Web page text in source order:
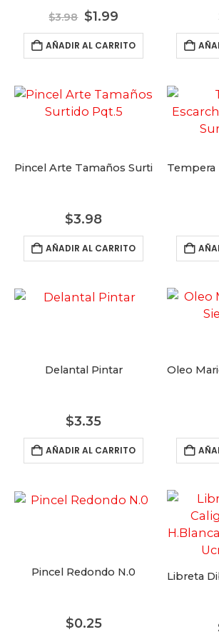
$3.98 El
precio
original
era:
$1.99El
precio
actual
es:
AÑADIR AL CARRITO
Pincel Arte Tamaños Surtido Pqt.5
$3.98
AÑADIR AL CARRITO
Tempera
Delantal Pintar
$3.35
AÑADIR AL CARRITO
Oleo
Pincel Redondo N.0
$0.25
Libreta
Mediano Tembleque Folklore
Mediano Folklore
Recordatorio Sombrero
0out of 5
$8.98
Recordatorio Sombrero